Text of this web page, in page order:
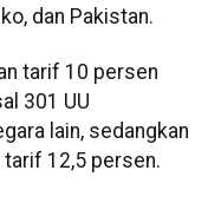
dan Pakistan.
tarif 10 persen
301 UU
lain, sedangkan
tarif 12,5 persen.